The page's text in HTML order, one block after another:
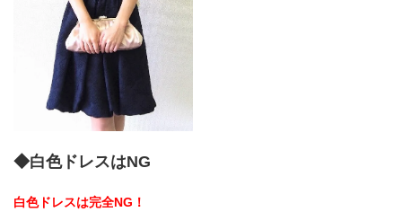
◆白色ドレスはNG
白色ドレスは完全NG！